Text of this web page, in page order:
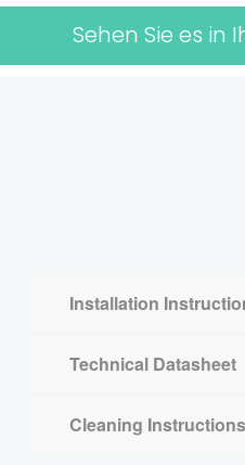
Sehen Sie es in
Installation
Technical Datasheet
Cleaning Instructions